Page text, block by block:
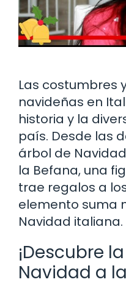
Las costumbres
navideñas en
historia y la
país. Desde las
árbol de
la Befana, una
trae regalos a
elemento suma
Navidad italiana.
¡Descubre
Navidad a